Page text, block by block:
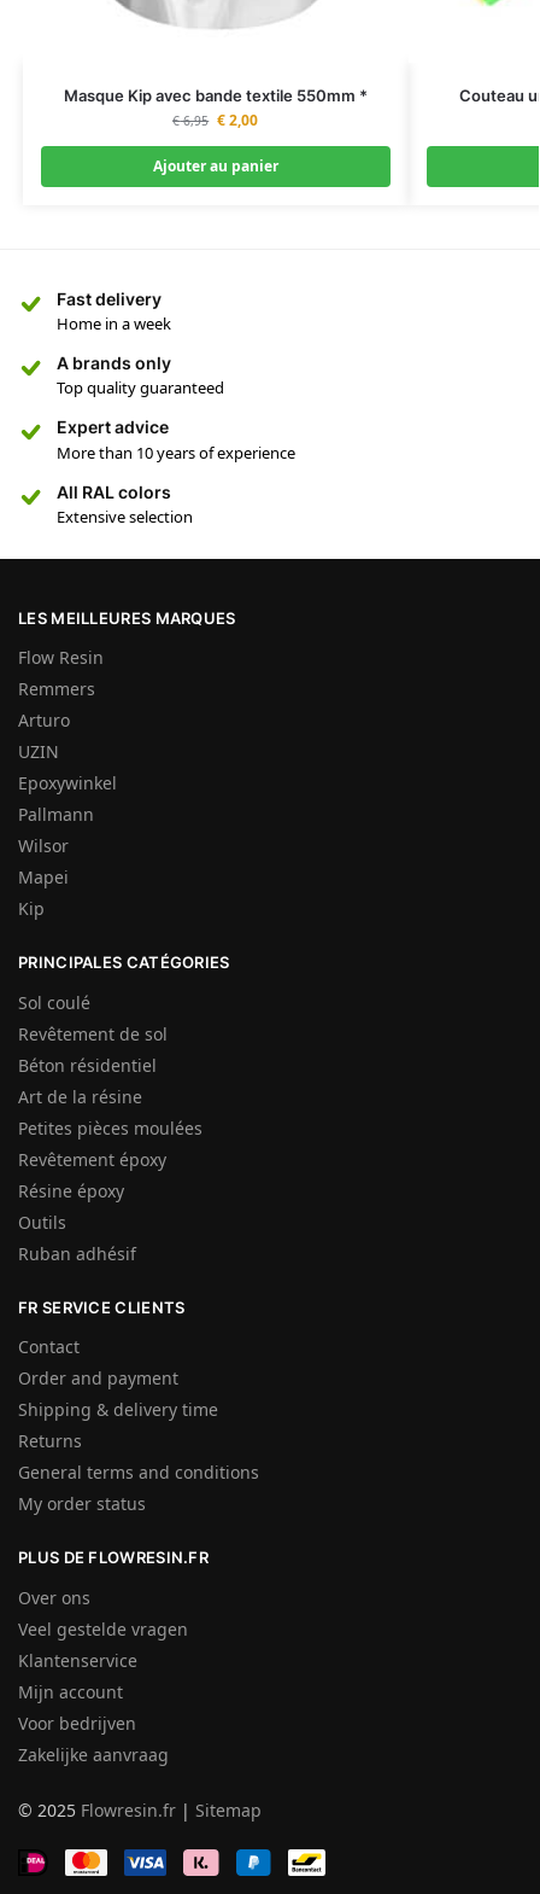
Masque Kip avec bande textile 550mm *
€6,95 €2,00
Ajouter au panier
Couteau
Fast delivery
Home in a week
A brands only
Top quality guaranteed
Expert advice
More than 10 years of experience
All RAL colors
Extensive selection
LES MEILLEURES MARQUES
Flow Resin
Remmers
Arturo
UZIN
Epoxywinkel
Pallmann
Wilsor
Mapei
Kip
PRINCIPALES CATÉGORIES
Sol coulé
Revêtement de sol
Béton résidentiel
Art de la résine
Petites pièces moulées
Revêtement époxy
Résine époxy
Outils
Ruban adhésif
FR SERVICE CLIENTS
Contact
Order and payment
Shipping & delivery time
Returns
General terms and conditions
My order status
PLUS DE FLOWRESIN.FR
Over ons
Veel gestelde vragen
Klantenservice
Mijn account
Voor bedrijven
Zakelijke aanvraag
© 2025 Flowresin.fr | Sitemap